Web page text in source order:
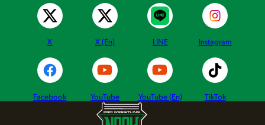
X X (En) LINE Instagram
Facebook YouTube YouTube (En) TikTok